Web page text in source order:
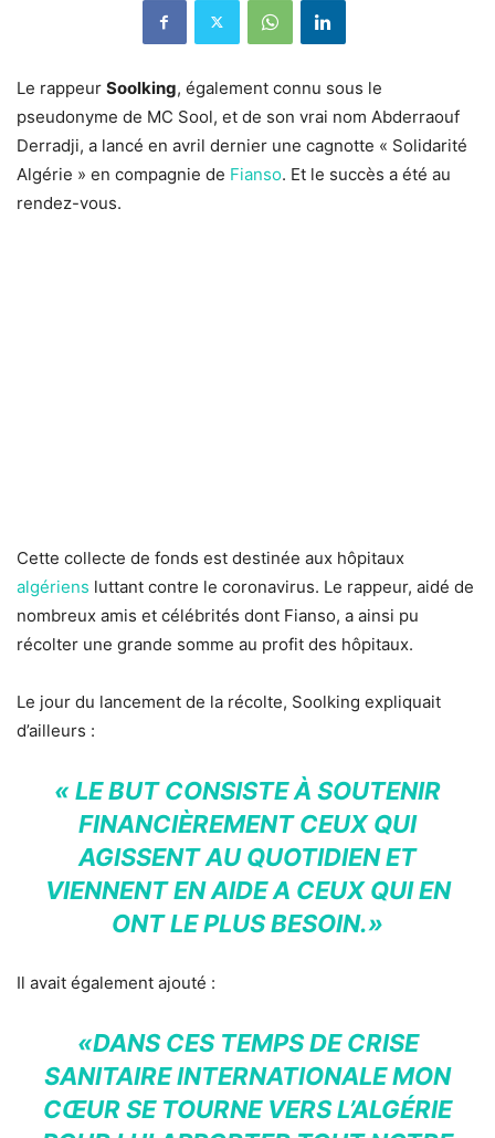
Le rappeur Soolking, également connu sous le
pseudonyme de MC Sool, et de son vrai nom Abderraouf
Derradji, a lancé en avril dernier une cagnotte « Solidarité
Algérie » en compagnie de Fianso. Et le succès a été au
rendez-vous.
Cette collecte de fonds est destinée aux hôpitaux
algériens luttant contre le coronavirus. Le rappeur, aidé de
nombreux amis et célébrités dont Fianso, a ainsi pu
récolter une grande somme au profit des hôpitaux.
Le jour du lancement de la récolte, Soolking expliquait
d’ailleurs :
« LE BUT CONSISTE À SOUTENIR
FINANCIÈREMENT CEUX QUI
AGISSENT AU QUOTIDIEN ET
VIENNENT EN AIDE A CEUX QUI EN
ONT LE PLUS BESOIN.»
Il avait également ajouté :
«DANS CES TEMPS DE CRISE
SANITAIRE INTERNATIONALE MON
CŒUR SE TOURNE VERS L’ALGÉRIE